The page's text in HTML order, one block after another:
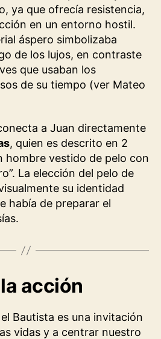
ya que ofrecía resistencia,
en un entorno hostil.
áspero simbolizaba
de los lujos, en contraste
que usaban los
de su tiempo (ver Mateo
a Juan directamente
, quien es descrito en 2
hombre vestido de pelo con
La elección del pelo de
su identidad
había de preparar el
acción
Bautista es una invitación
vidas y a centrar nuestro